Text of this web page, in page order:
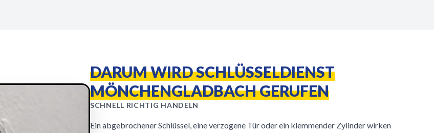
DARUM WIRD SCHLÜSSELDIENST
MÖNCHENGLADBACH GERUFEN
SCHNELL RICHTIG HANDELN
Ein abgebrochener Schlüssel, eine verzogene Tür oder ein klemmender Zylinder wirken